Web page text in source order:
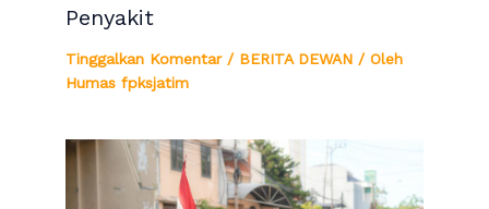
Penyakit
Tinggalkan Komentar / BERITA DEWAN / Oleh
Humas fpksjatim